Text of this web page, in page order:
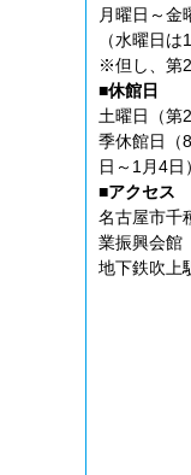
月曜日～
（水曜日は
※但し、第
■休館日
土曜日（第
季休館日（
日～1月4日）
■アクセス
名古屋市千
業振興会館
地下鉄吹上